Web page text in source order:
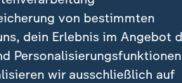
Empfehlungen für den
Prien. Eine mögliche
von bestimmten
dein Erlebnis im Angebot
Personalisierungsfunktionen
wir ausschließlich auf